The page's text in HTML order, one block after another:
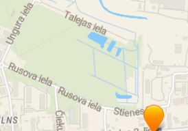
солнцезащитное